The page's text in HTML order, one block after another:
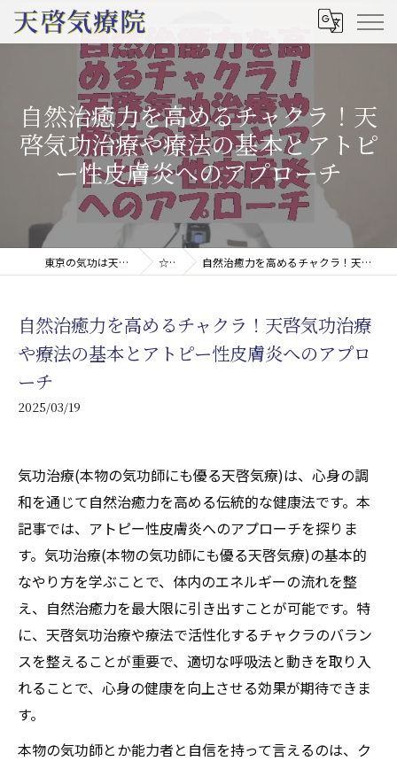
自然治癒力を高めるチャクラ！天
啓気功治療や療法の基本とアトピ
ー性皮膚炎へのアプローチ
東京の気功は天啓気療院(天啓気功療法治療院) ☆コラム 自然治癒力を高めるチャクラ！天啓気功治療や療法の基本とアトピー性皮膚炎へのアプローチ
自然治癒力を高めるチャクラ！天啓気功治療
や療法の基本とアトピー性皮膚炎へのアプロ
ーチ
2025/03/19
気功治療(本物の気功師にも優る天啓気療)は、心身の調
和を通じて自然治癒力を高める伝統的な健康法です。本
記事では、アトピー性皮膚炎へのアプローチを探りま
す。気功治療(本物の気功師にも優る天啓気療)の基本的
なやり方を学ぶことで、体内のエネルギーの流れを整
え、自然治癒力を最大限に引き出すことが可能です。特
に、天啓気功治療や療法で活性化するチャクラのバラン
スを整えることが重要で、適切な呼吸法と動きを取り入
れることで、心身の健康を向上させる効果が期待できま
す。
本物の気功師とか能力者と自信を持って言えるのは、ク